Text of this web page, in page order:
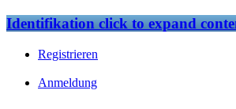
Identifikationclick to expand
Registrieren
Anmeldung